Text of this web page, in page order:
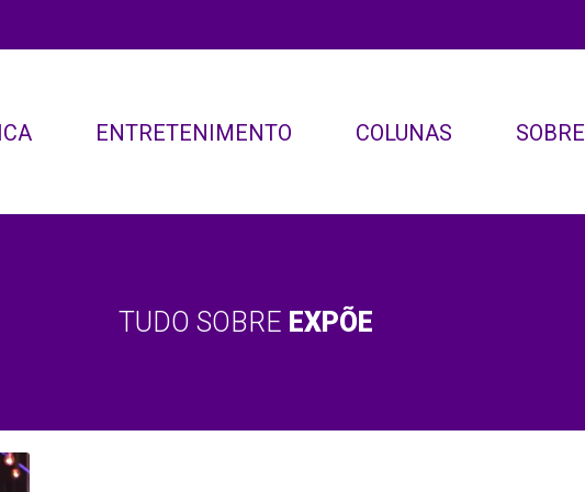
ENTRETENIMENTO COLUNAS SOBRE
TUDO SOBRE EXPÕE